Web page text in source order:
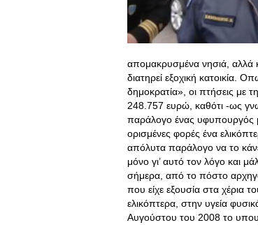
απομακρυσμένα νησιά, αλλά
διατηρεί εξοχική κατοικία.
δημοκρατία», οι πτήσεις
248.757 ευρώ, καθότι -ως
παράλογο ένας υφυπουργός
ορισμένες φορές ένα
απόλυτα παράλογο να το
μόνο γι’ αυτό τον λόγο και
σήμερα, από το πόστο
που είχε εξουσία στα χέρια
ελικόπτερα, στην υγεία
Αυγούστου του 2008 το